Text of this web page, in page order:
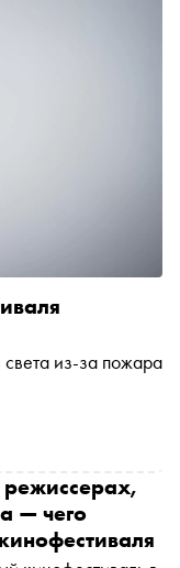
из-за пожара
— чего